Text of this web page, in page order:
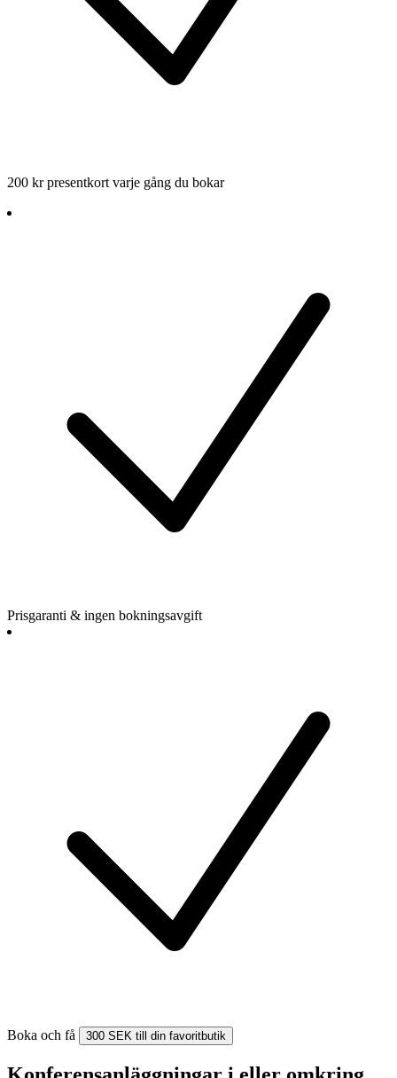
200 kr presentkort varje gång du bokar
Prisgaranti & ingen bokningsavgift
Boka och få 300 SEK till din favoritbutik